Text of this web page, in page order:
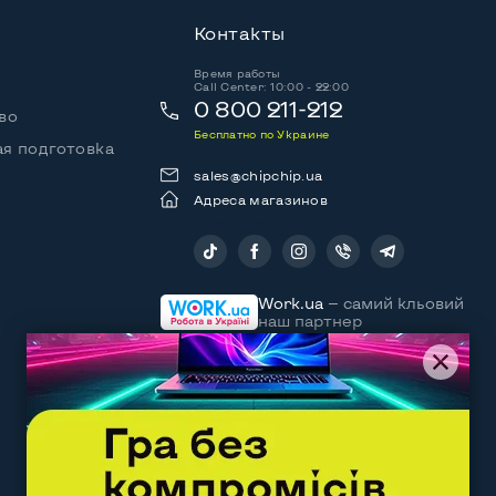
подготовка
Контакты
Время работы
Call Center: 10:00 - 22:00
0 800 211-212
Бесплатно по Украине
sales@chipchip.ua
Адреса магазинов
Work.ua — самий кльовий
наш партнер